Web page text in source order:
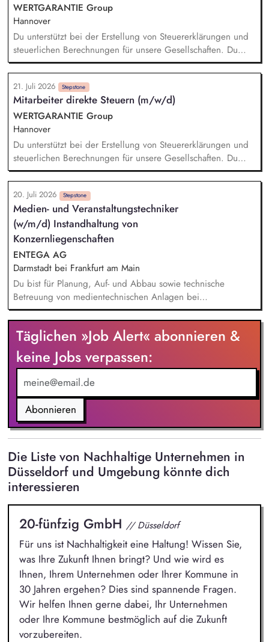
WERTGARANTIE Group
Hannover
Du unterstützt bei der Erstellung von Steuererklärungen und
steuerlichen Berechnungen für unsere Gesellschaften. Du
wirkst bei der Erstellung von Steuerbilanzen und E-Bilanzen
mit und sorgst für die Einhaltung aktueller steuerlicher
Vorgaben. Du prüfst Steuerbescheide und analysierst
steuerliche Sachverhalte auf mögliche Abweichungen. Du
unterstützt bei Betriebsprüfungen und arbeitest mit internen
sowie externen Ansprechpersonen zusammen. Du wirkst bei
der Kontierung und Buchung steuerlicher Geschäftsvorfälle
mit.
21. Juli 2026 Stepstone
Mitarbeiter direkte Steuern (m/w/d)
WERTGARANTIE Group
Hannover
Du unterstützt bei der Erstellung von Steuererklärungen und
steuerlichen Berechnungen für unsere Gesellschaften. Du
wirkst bei der Erstellung von Steuerbilanzen und E-Bilanzen
mit und sorgst für die Einhaltung aktueller steuerlicher
Vorgaben. Du prüfst Steuerbescheide und analysierst
steuerliche Sachverhalte auf mögliche Abweichungen. Du
unterstützt bei Betriebsprüfungen und arbeitest mit internen
sowie externen Ansprechpartnern zusammen. Du wirkst bei
der Kontierung und Buchung steuerlicher Geschäftsvorfälle
mit.
20. Juli 2026 Stepstone
Medien- und Veranstaltungstechniker
(w/m/d) Instandhaltung von
Konzernliegenschaften
ENTEGA AG
Darmstadt bei Frankfurt am Main
Du bist für Planung, Auf- und Abbau sowie technische
Betreuung von medientechnischen Anlagen bei
Veranstaltungen verantwortlich. Die Annahme von
haustechnischen Störungen via Telefon, E-Mail und MS-Teams
im Konzern zählt zu deinen Aufgaben. Bei der Pflege der
technischen Daten ins CAFM-System verlassen wir uns auf
dich. Auch bei der Installation, Reparatur und Wartung an
elektro- und haustechnischen Anlagen in den
Konzernliegenschaften kannst du das Team unterstützen. Die
Übernahme der Rufbereitschaft für Konzernliegenschaften
rundet dein Aufgabengebiet ab.
Täglichen »Job Alert« abonnieren &
keine Jobs verpassen:
Abonnieren
Die Liste von Nachhaltige Unternehmen in
Düsseldorf und Umgebung könnte dich
interessieren
20-fünfzig GmbH // Düsseldorf
Für uns ist Nachhaltigkeit eine Haltung! Wissen Sie,
was Ihre Zukunft Ihnen bringt? Und wie wird es
Ihnen, Ihrem Unternehmen oder Ihrer Kommune in
30 Jahren ergehen? Dies sind spannende Fragen.
Wir helfen Ihnen gerne dabei, Ihr Unternehmen
oder Ihre Kommune bestmöglich auf die Zukunft
vorzubereiten.